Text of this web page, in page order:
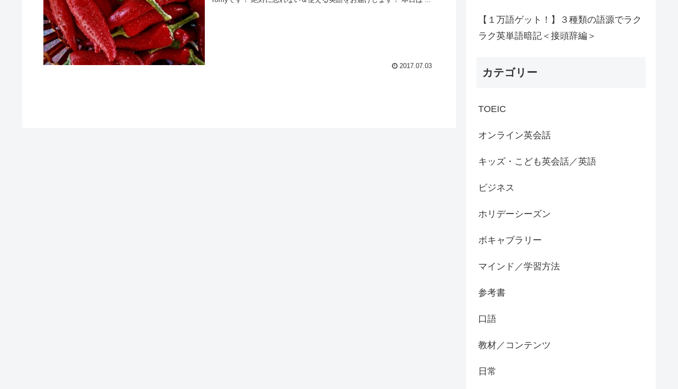
2017.07.03
【１万語ゲット！】３種類の語源でラク
ラク英単語暗記＜接頭辞編＞
カテゴリー
TOEIC
オンライン英会話
キッズ・こども英会話／英語
ビジネス
ホリデーシーズン
ボキャブラリー
マインド／学習方法
参考書
口語
教材／コンテンツ
日常